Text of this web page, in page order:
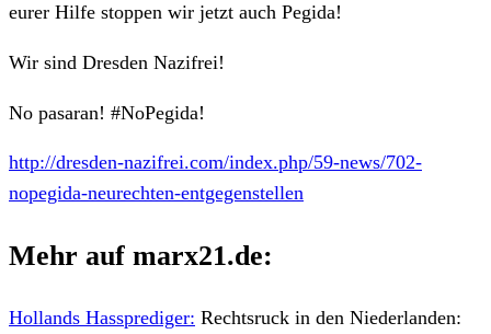
eurer Hilfe stoppen wir jetzt auch Pegida!
Wir sind Dresden Nazifrei!
No pasaran! #NoPegida!
http://dresden-nazifrei.com/index.php/59-news/702-
nopegida-neurechten-entgegenstellen
Mehr auf marx21.de:
Hollands Hassprediger: Rechtsruck in den Niederlanden: